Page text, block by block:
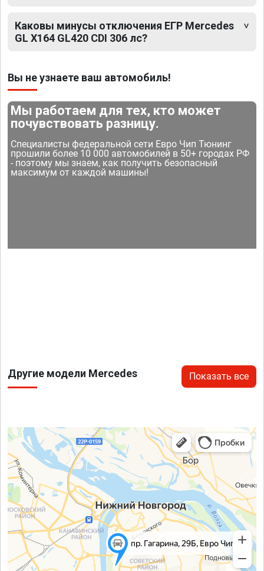
Каковы минусы отключения ЕГР Mercedes
GL X164 GL420 CDI 306 лс?
Вы не узнаете ваш автомобиль!
Мы работаем для тех, кто может
почувствовать разницу.
Специалисты федеральной сети Евро Чип Тюнинг
прошили более 10 000 автомобилей в 50+ городах РФ
- поэтому мы знаем, как получить безопасный
максимум от каждой машины!
Другие модели Mercedes Показать все